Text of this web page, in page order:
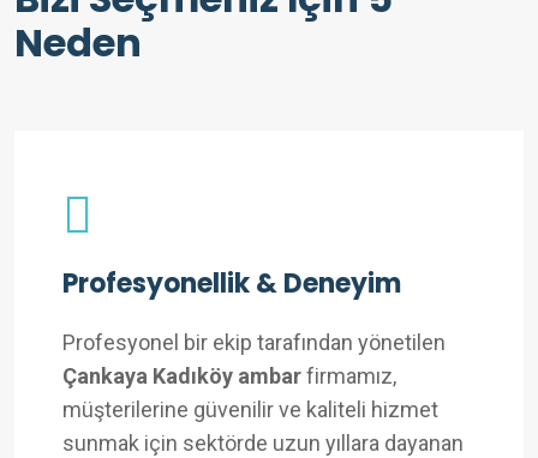
Neden
Profesyonellik & Deneyim
Profesyonel bir ekip tarafından yönetilen
Çankaya Kadıköy ambarfirmamız,
müşterilerine güvenilir ve kaliteli hizmet
sunmak için sektörde uzun yıllara dayanan